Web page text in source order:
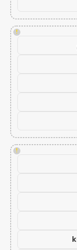
!
!